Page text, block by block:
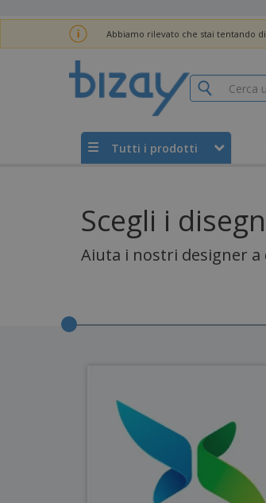
Abbiamo rilevato che stai tentando
Tutti i prodotti
Scegli i
Aiuta i nostri designer a